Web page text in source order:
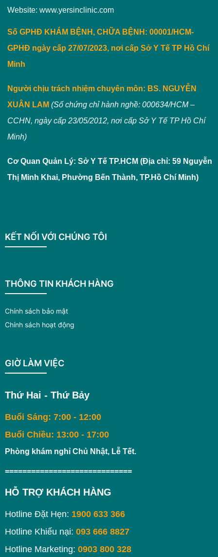
Website: www.yersinclinic.com
Số GPHĐ KHÁM BỆNH, CHỮA BỆNH: 00001/HCM-
GPHĐ ngày cấp 27/07/2023, nơi cấp Sở Y Tế TP Hồ Chí
Minh
Người chịu trách nhiệm chuyên môn: BS. NGUYỄN
XUÂN LAM (Số chứng chỉ hành nghề: 000634/HCM –
CCHN, ngày cấp 23/05/2012, nơi cấp Sở Y Tế TP Hồ Chí
Minh)
Cơ Quan Quản Lý: Sở Y Tế TP.HCM (Địa chỉ: 59 Nguyễn
Thị Minh Khai, Phường Bến Thành, TP.Hồ Chí Minh)
KẾT NỐI VỚI CHÚNG TÔI
THÔNG TIN KHÁCH HÀNG
Chính sách bảo mật
Chính sách hoạt động
GIỜ LÀM VIỆC
Thứ Hai - Thứ Bảy
Buổi Sáng: 7:00 - 12:00
Buổi Chiều: 13:00 - 17:00
Phòng khám nghỉ Chủ Nhật, Lễ Tết.
=============================
HỖ TRỢ KHÁCH HÀNG
Hotline Đặt Hẹn: 1900 633 366
Hotline Khiếu nại: 093 666 8827
Hotline Marketing: 0903 800 328